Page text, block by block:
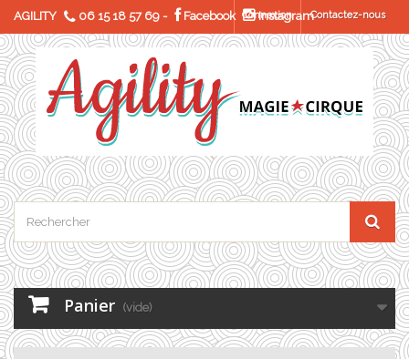
AGILITY 06 15 18 57 69 - Facebook InstagramContactez-nous
Connexion
Panier (vide)